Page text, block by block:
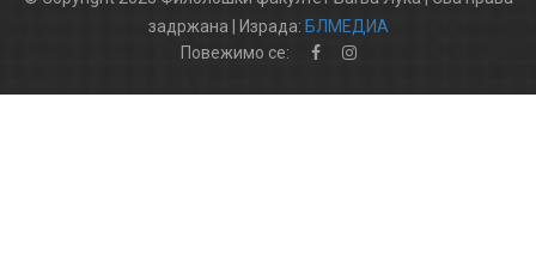
задржана | Израда: БЛМЕДИА
Повежимо се: